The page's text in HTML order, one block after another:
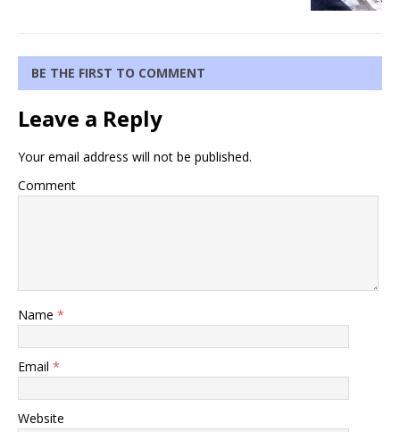
BE THE FIRST TO COMMENT
Leave a Reply
Your email address will not be published.
Comment
Name *
Email *
Website